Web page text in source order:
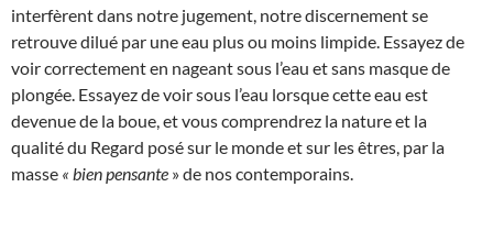
interfèrent dans notre jugement, notre discernement se
retrouve dilué par une eau plus ou moins limpide. Essayez de
voir correctement en nageant sous l’eau et sans masque de
plongée. Essayez de voir sous l’eau lorsque cette eau est
devenue de la boue, et vous comprendrez la nature et la
qualité du Regard posé sur le monde et sur les êtres, par la
masse « bien pensante » de nos contemporains.